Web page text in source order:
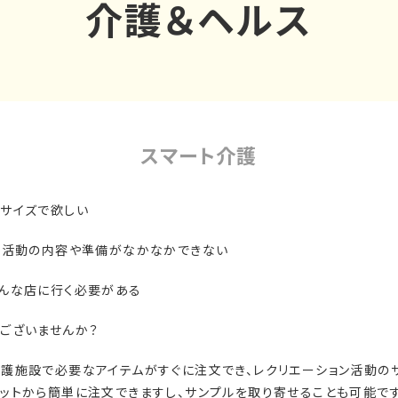
介護＆ヘルス
スマート介護
イズで欲しい
活動の内容や準備がなかなかできない
な店に行く必要がある
ざいませんか？
施設で必要なアイテムがすぐに注文でき、レクリエーション活動の
トから簡単に注文できますし、サンプルを取り寄せることも可能です